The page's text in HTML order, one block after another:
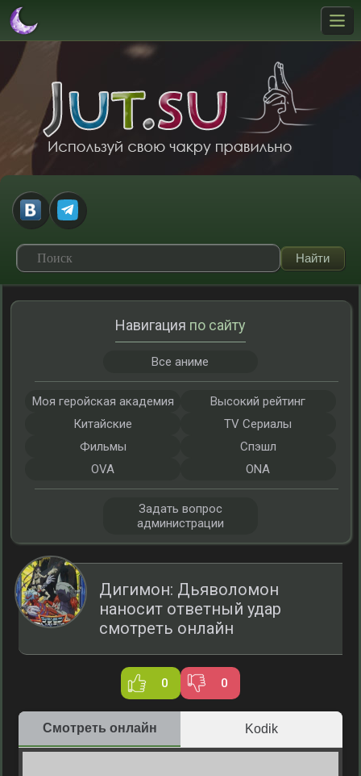
Дигимон: Дьяволомон
наносит ответный удар
смотреть онлайн
0 0
Смотреть онлайн Kodik
Навигация по сайту
Все аниме
Моя геройская академия
Высокий рейтинг
Китайские
TV Сериалы
Фильмы
Спэшл
OVA
ONA
Задать вопрос
администрации